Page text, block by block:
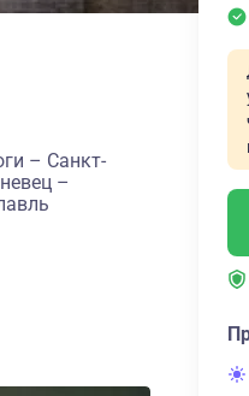
– Санкт-
–